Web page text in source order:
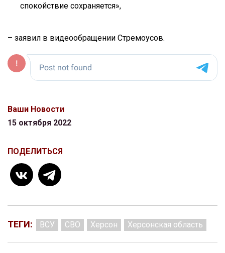
спокойствие сохраняется»,
– заявил в видеообращении Стремоусов.
Ваши Новости
15 октября 2022
ПОДЕЛИТЬСЯ
ТЕГИ: ВСУ СВО Херсон Херсонская область